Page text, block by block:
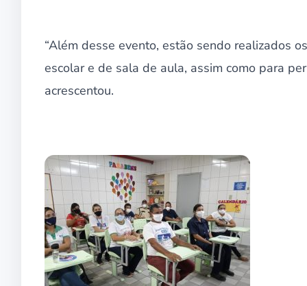
“Além desse evento, estão sendo realizados
escolar e de sala de aula, assim como para
acrescentou.